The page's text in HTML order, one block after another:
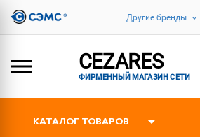
Другие бренды
CEZARES
ФИРМЕННЫЙ МАГАЗИН СЕТИ
КАТАЛОГ ТОВАРОВ